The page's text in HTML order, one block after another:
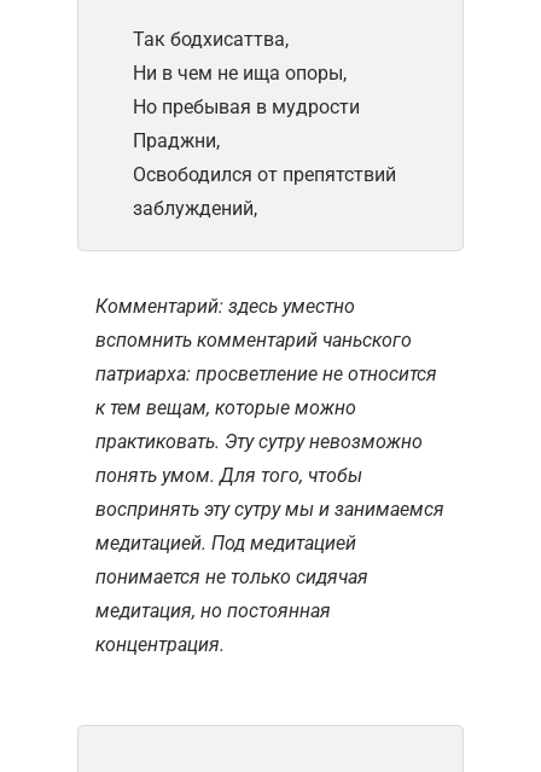
Так бодхисаттва,
Ни в чем не ища опоры,
Но пребывая в мудрости
Праджни,
Освободился от препятствий
заблуждений,
Комментарий: здесь уместно
вспомнить комментарий чаньского
патриарха: просветление не относится
к тем вещам, которые можно
практиковать. Эту сутру невозможно
понять умом. Для того, чтобы
воспринять эту сутру мы и занимаемся
медитацией. Под медитацией
понимается не только сидячая
медитация, но постоянная
концентрация.